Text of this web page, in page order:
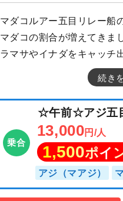
マダコルアー五目リレー船
マダコの割合が増えてきま
ラマサやイナダをキャッチ
続き